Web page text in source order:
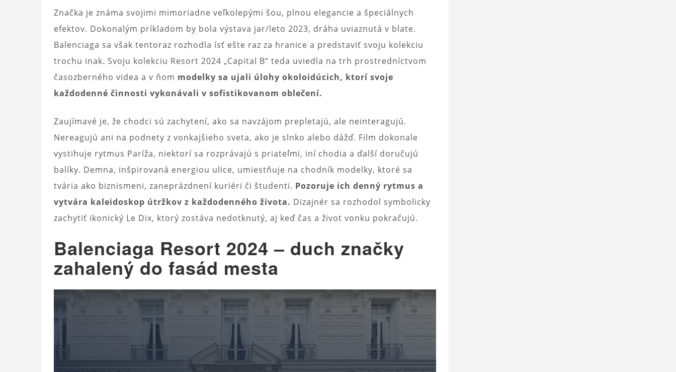
Značka je známa svojimi mimoriadne veľkolepými šou, plnou elegancie a špeciálnych
efektov. Dokonalým príkladom by bola výstava jar/leto 2023, dráha uviaznutá v blate.
Balenciaga sa však tentoraz rozhodla ísť ešte raz za hranice a predstaviť svoju kolekciu
trochu inak. Svoju kolekciu Resort 2024 „Capital B“ teda uviedla na trh prostredníctvom
časozberného videa a v ňom modelky sa ujali úlohy okoloidúcich, ktorí svoje
každodenné činnosti vykonávali v sofistikovanom oblečení.
Zaujímavé je, že chodci sú zachytení, ako sa navzájom prepletajú, ale neinteragujú.
Nereagujú ani na podnety z vonkajšieho sveta, ako je slnko alebo dážď. Film dokonale
vystihuje rytmus Paríža, niektorí sa rozprávajú s priateľmi, iní chodia a ďalší doručujú
balíky. Demna, inšpirovaná energiou ulice, umiestňuje na chodník modelky, ktoré sa
tvária ako biznismeni, zaneprázdnení kuriéri či študenti. Pozoruje ich denný rytmus a
vytvára kaleidoskop útržkov z každodenného života. Dizajnér sa rozhodol symbolicky
zachytiť ikonický Le Dix, ktorý zostáva nedotknutý, aj keď čas a život vonku pokračujú.
Balenciaga Resort 2024 – duch značky
zahalený do fasád mesta